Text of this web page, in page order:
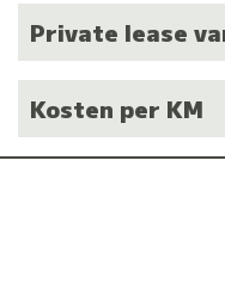
Private lease
Kosten per KM